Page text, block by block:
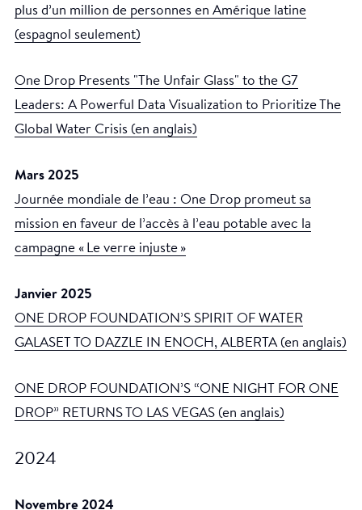
plus d’un million de personnes en Amérique latine
(espagnol seulement)
One Drop Presents "The Unfair Glass" to the G7
Leaders: A Powerful Data Visualization to Prioritize The
Global Water Crisis (en anglais)
Mars 2025
Journée mondiale de l’eau : One Drop promeut sa
mission en faveur de l’accès à l’eau potable avec la
campagne « Le verre injuste »
Janvier 2025
ONE DROP FOUNDATION’S SPIRIT OF WATER
GALASET TO DAZZLE IN ENOCH, ALBERTA (en anglais)
ONE DROP FOUNDATION’S “ONE NIGHT FOR ONE
DROP” RETURNS TO LAS VEGAS (en anglais)
2024
Novembre 2024